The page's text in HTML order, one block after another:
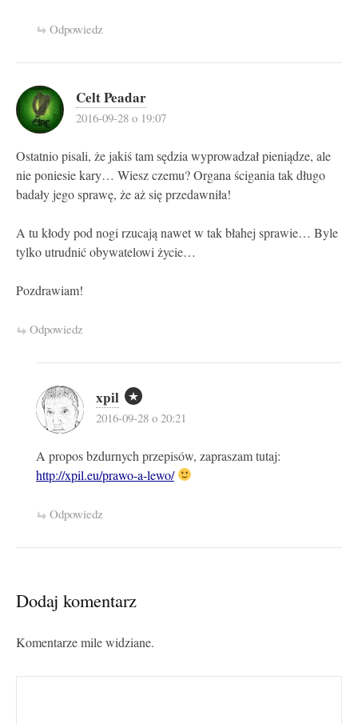
Odpowiedz
Celt Peadar
2016-09-28 o 19:07
Ostatnio pisali, że jakiś tam sędzia wyprowadzał pieniądze, ale
nie poniesie kary… Wiesz czemu? Organa ścigania tak długo
badały jego sprawę, że aż się przedawniła!
A tu kłody pod nogi rzucają nawet w tak błahej sprawie… Byle
tylko utrudnić obywatelowi życie…
Pozdrawiam!
Odpowiedz
xpil
2016-09-28 o 20:21
A propos bzdurnych przepisów, zapraszam tutaj:
http://xpil.eu/prawo-a-lewo/
Odpowiedz
Dodaj komentarz
Komentarze mile widziane.